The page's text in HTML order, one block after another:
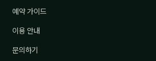
예약 가이드
이용 안내
문의하기